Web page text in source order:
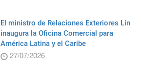
El ministro de Relaciones Exteriores Lin
inaugura la Oficina Comercial para
América Latina y el Caribe
27/07/2026